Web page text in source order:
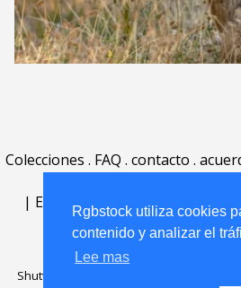
Rgbstock utiliza cookies
contenido y analizar el
Lee mas
Colecciones . FAQ . contacto .
| English | Deutsch| Español
Nederlands
Shutterstock official partner of Rgbstock